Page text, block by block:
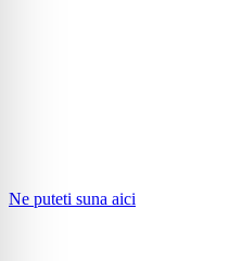
Ne puteti suna aici